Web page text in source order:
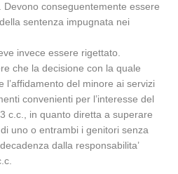
Devono conseguentemente essere
sentenza impugnata nei
invece essere rigettato.
che la decisione con la quale
l’affidamento del minore ai servizi
convenienti per l’interesse del
c.c., in quanto diretta a superare
uno o entrambi i genitori senza
dalla responsabilita’